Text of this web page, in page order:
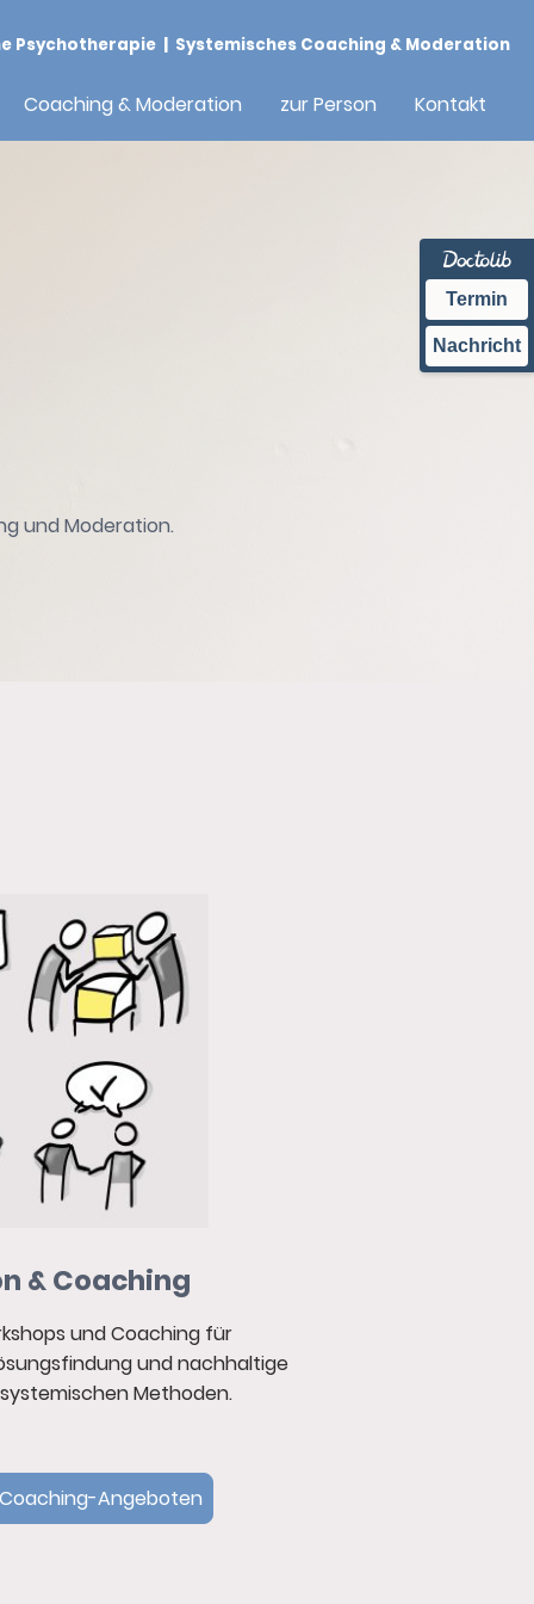
Psychotherapie | Systemisches Coaching & Moderation​
Coaching & Moderation zur Person Kontakt
und Moderation.
Termin
Nachricht
& Coaching
undCoaching für
und nachhaltige
Methoden.
Angeboten